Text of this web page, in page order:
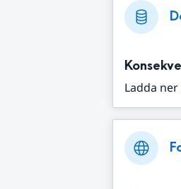
Ladda